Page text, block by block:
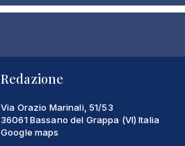
Redazione
Via Orazio Marinali, 51/53
36061 Bassano del Grappa (VI) Italia
Google maps